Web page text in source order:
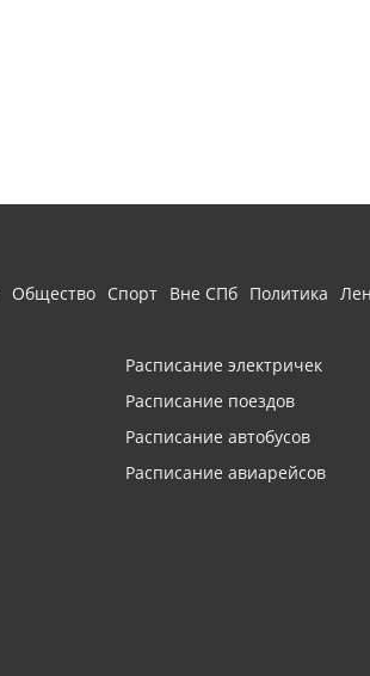
Общество Спорт Вне СПб Политика
Расписание электричек
Расписание поездов
Расписание автобусов
Расписание авиарейсов